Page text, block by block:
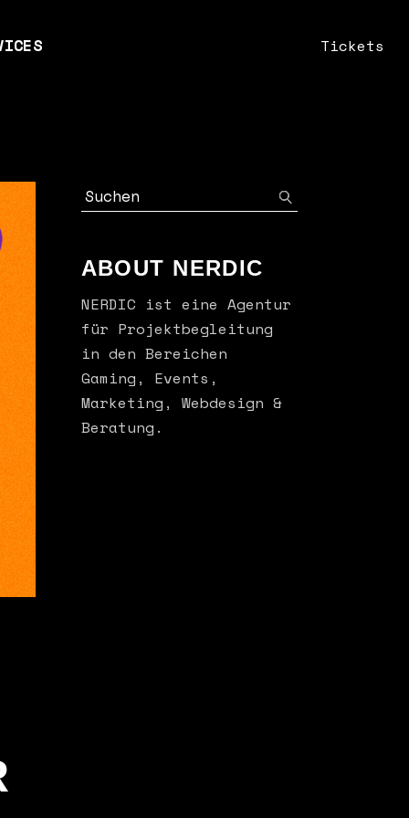
& Webdesign
Tickets
ABOUT NERDIC
NERDIC ist eine Agentur
für Projektbegleitung
in den Bereichen
Gaming, Events,
Marketing, Webdesign &
Beratung.